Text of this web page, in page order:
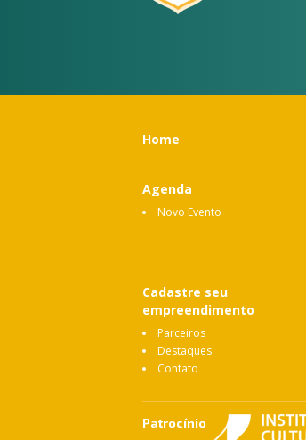
Home
Agenda
Novo Evento
Cadastre seu
empreendimento
Parceiros
Destaques
Contato
Patrocínio